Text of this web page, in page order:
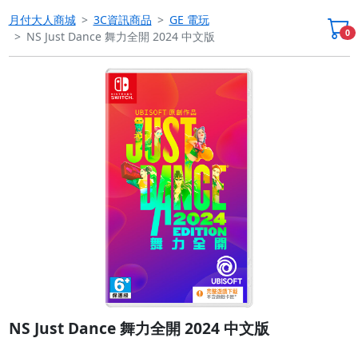
月付大人商城 3C資訊商品
GE 電玩
NS Just Dance 舞力全開 2024 中文版
0
NS Just Dance 舞力全開 2024 中文版